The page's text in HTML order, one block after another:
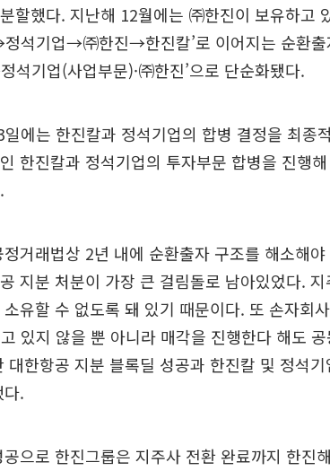
할했다. 지난해 12월에는 ㈜한진이 보유하고
석기업→㈜한진→한진칼’로 이어지는 순환
석기업(사업부문)·㈜한진’으로 단순화됐다.
에는 한진칼과 정석기업의 합병 결정을 최종
한진칼과 정석기업의 투자부문 합병을 진행
거래법상 2년 내에 순환출자 구조를 해소해
지분 처분이 가장 큰 걸림돌로 남아있었다.
유할 수 없도록 돼 있기 때문이다. 또 손자회
있지 않을 뿐 아니라 매각을 진행한다 해도
대한항공 지분 블록딜 성공과 한진칼 및 정석
.
으로 한진그룹은 지주사 전환 완료까지 한진